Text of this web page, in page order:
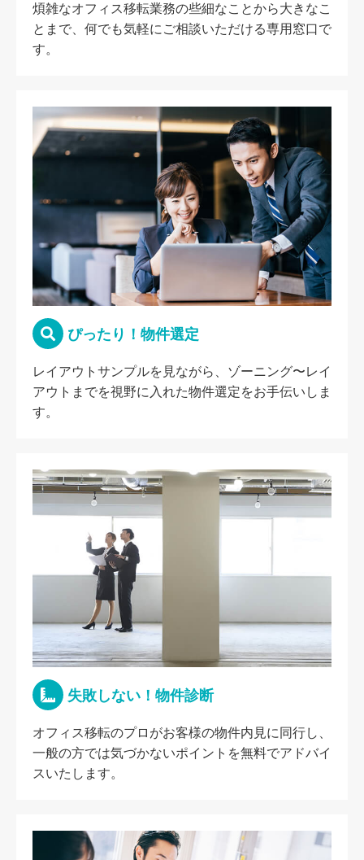
煩雑なオフィス移転業務の些細なことから大きなこ
とまで、何でも気軽にご相談いただける専用窓口で
す。
ぴったり！物件選定
レイアウトサンプルを見ながら、ゾーニング〜レイ
アウトまでを視野に入れた物件選定をお手伝いしま
す。
失敗しない！物件診断
オフィス移転のプロがお客様の物件内見に同行し、
一般の方では気づかないポイントを無料でアドバイ
スいたします。